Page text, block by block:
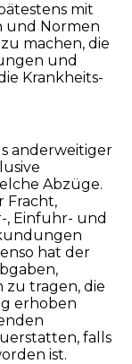
mit
und Normen
machen, die
und
Krankheits-
anderweitiger
Abzüge.
Fracht,
, Einfuhr- und
hat der
tragen, die
erhoben
falls
ist.